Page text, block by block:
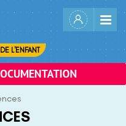
L'ENFANT